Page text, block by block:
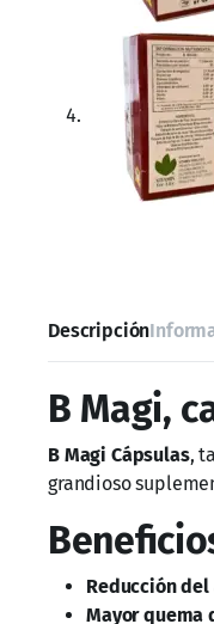
Modo de
Toma una
Acompaña la
El consumo